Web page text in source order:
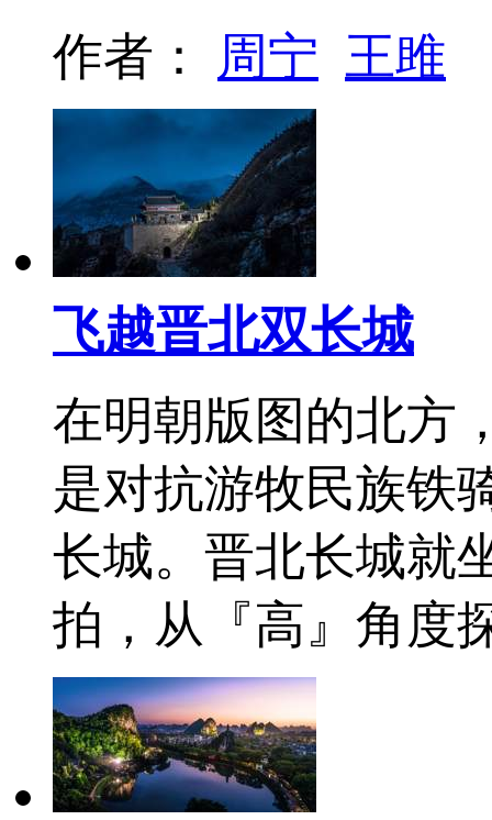
作者： 周宁 王雎
飞越晋北双长城
在明朝版图的北方
是对抗游牧民族铁
长城。晋北长城就
拍，从『高』角